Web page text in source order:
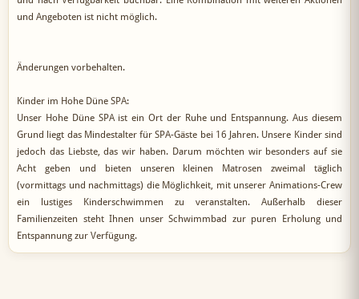
und Angeboten ist nicht möglich.
Änderungen vorbehalten.
Kinder im Hohe Düne SPA:
Unser Hohe Düne SPA ist ein Ort der Ruhe und Entspannung. Aus diesem
Grund liegt das Mindestalter für SPA-Gäste bei 16 Jahren. Unsere Kinder sind
jedoch das Liebste, das wir haben. Darum möchten wir besonders auf sie
Acht geben und bieten unseren kleinen Matrosen zweimal täglich
(vormittags und nachmittags) die Möglichkeit, mit unserer Animations-Crew
ein lustiges Kinderschwimmen zu veranstalten. Außerhalb dieser
Familienzeiten steht Ihnen unser Schwimmbad zur puren Erholung und
Entspannung zur Verfügung.